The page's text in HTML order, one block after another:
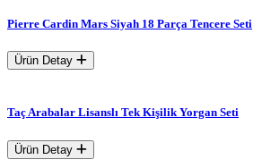
Pierre Cardin Mars Siyah 18 Parça Tencere Seti
Ürün Detay
Taç Arabalar Lisanslı Tek Kişilik Yorgan Seti
Ürün Detay